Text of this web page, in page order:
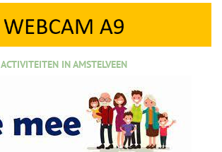
ACTIVITEITEN IN AMSTELVEEN